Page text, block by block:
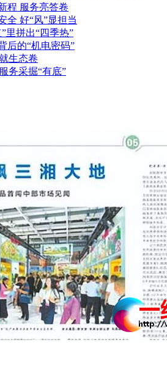
程 服务亮答卷
全 好“风”显担当
里拼出“四季热”
后的“机电密码”
生态卷
务采掘“有底”